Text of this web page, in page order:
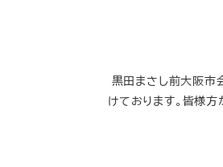
黒田まさし前大阪市
けております。皆様